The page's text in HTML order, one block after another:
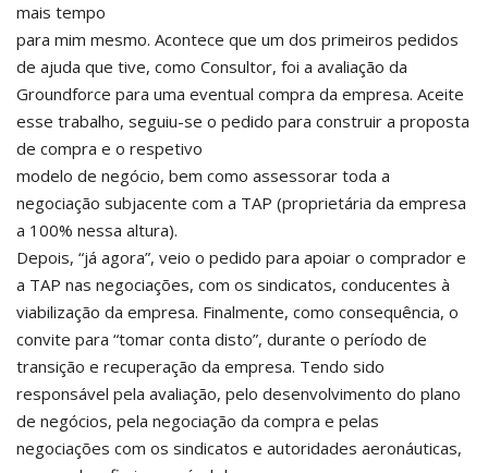
mais tempo
para mim mesmo. Acontece que um dos primeiros pedidos
de ajuda que tive, como Consultor, foi a avaliação da
Groundforce para uma eventual compra da empresa. Aceite
esse trabalho, seguiu-se o pedido para construir a proposta
de compra e o respetivo
modelo de negócio, bem como assessorar toda a
negociação subjacente com a TAP (proprietária da empresa
a 100% nessa altura).
Depois, “já agora”, veio o pedido para apoiar o comprador e
a TAP nas negociações, com os sindicatos, conducentes à
viabilização da empresa. Finalmente, como consequência, o
convite para “tomar conta disto”, durante o período de
transição e recuperação da empresa. Tendo sido
responsável pela avaliação, pelo desenvolvimento do plano
de negócios, pela negociação da compra e pelas
negociações com os sindicatos e autoridades aeronáuticas,